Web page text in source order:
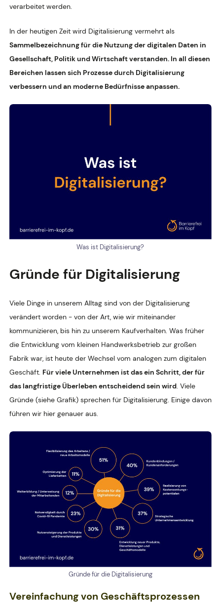
verarbeitet werden.
In der heutigen Zeit wird Digitalisierung vermehrt als
Sammelbezeichnung für die Nutzung der digitalen Daten in
Gesellschaft, Politik und Wirtschaft verstanden. In all diesen
Bereichen lassen sich Prozesse durch Digitalisierung
verbessern und an moderne Bedürfnisse anpassen.
Was ist Digitalisierung?
Gründe für Digitalisierung
Viele Dinge in unserem Alltag sind von der Digitalisierung
verändert worden - von der Art, wie wir miteinander
kommunizieren, bis hin zu unserem Kaufverhalten. Was früher
die Entwicklung vom kleinen Handwerksbetrieb zur großen
Fabrik war, ist heute der Wechsel vom analogen zum digitalen
Geschäft. Für viele Unternehmen ist das ein Schritt, der für
das langfristige Überleben entscheidend sein wird. Viele
Gründe (siehe Grafik) sprechen für Digitalisierung. Einige davon
führen wir hier genauer aus.
Gründe für die Digitalisierung
Vereinfachung von Geschäftsprozessen